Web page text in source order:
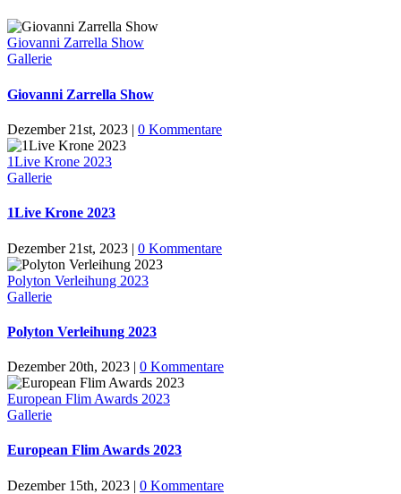
Giovanni Zarrella Show
Gallerie
Giovanni Zarrella Show
Dezember 21st, 2023 | 0 Kommentare
1Live Krone 2023
Gallerie
1Live Krone 2023
Dezember 21st, 2023 | 0 Kommentare
Polyton Verleihung 2023
Gallerie
Polyton Verleihung 2023
Dezember 20th, 2023 | 0 Kommentare
European Flim Awards 2023
Gallerie
European Flim Awards 2023
Dezember 15th, 2023 | 0 Kommentare